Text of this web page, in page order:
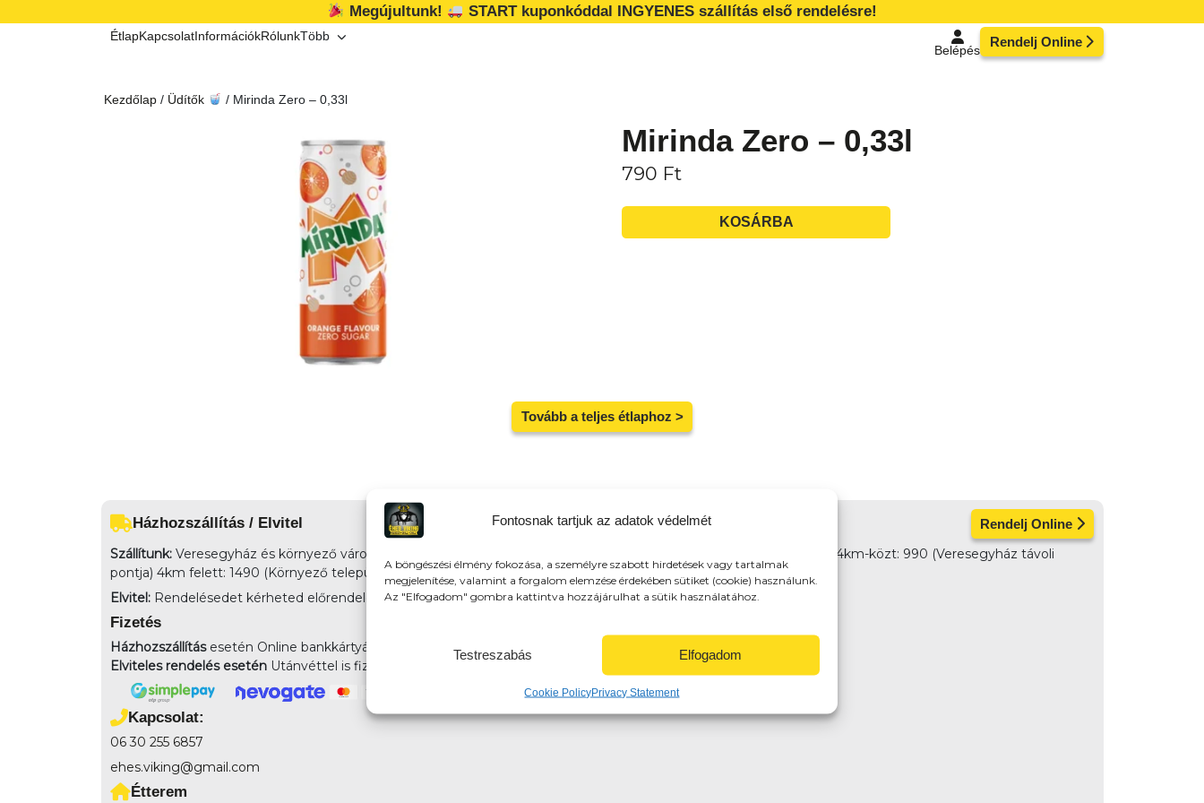
Fontosnak tartjuk az adatok védelmét
A böngészési élmény fokozása, a személyre szabott hirdetések vagy tartalmak
megjelenítése, valamint a forgalom elemzése érdekében sütiket (cookie) használunk.
Az "Elfogadom" gombra kattintva hozzájárulhat a sütik használatához.
Elfogadom
Testreszabás
Cookie PolicyPrivacy Statement
a
Megújultunk! START kuponkóddal INGYENES szállítás első rendelésre!
ÉtlapKapcsolatInformációkRólunkTöbb
Belépés
Rendelj Online
Kezdőlap / Üdítők / Mirinda Zero – 0,33l
Mirinda Zero – 0,33l
790 Ft
KOSÁRBA
Tovább a teljes étlaphoz >
Házhozszállítás / Elvitel Rendelj Online
Szállítunk: Veresegyház és környező városokba házhozszálítunk! 3km-es körzetben: 790Ft (Veresegyház területe) 3-4km-közt: 990 (Veresegyház távoli
pontja) 4km felett: 1490 (Környező települések) 7km-10km-ig: 2490
Elvitel: Rendelésedet kérheted előrendeléssel elvitelre, vagy akár házhozszállítással is!
Fizetés
Házhozszállításesetén Online bankkártyával,
Elviteles rendelés esetén Utánvéttel is fizethetsz (kártya/készpénz az étel átvételekor)
Kapcsolat:
06 30 255 6857
ehes.viking@gmail.com
Étterem